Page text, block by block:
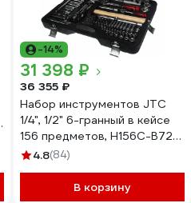
-14%
31 398 ₽
36 355 ₽
Набор инструментов JTC
1/4", 1/2" 6-гранный в кейсе
156 предметов, H156C-B72
693162
4.8(84)
В корзину